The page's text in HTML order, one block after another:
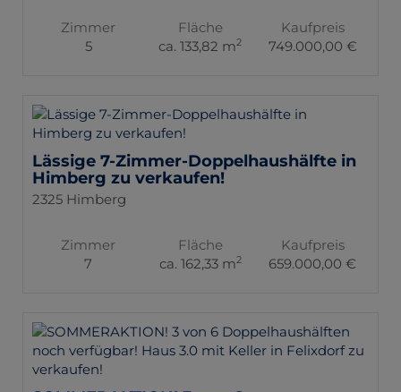
Zimmer
5
Fläche
ca. 133,82 m2
Kaufpreis
749.000,00 €
Lässige 7-Zimmer-Doppelhaushälfte in
Himberg zu verkaufen!
2325 Himberg
Zimmer
7
Fläche
ca. 162,33 m2
Kaufpreis
659.000,00 €